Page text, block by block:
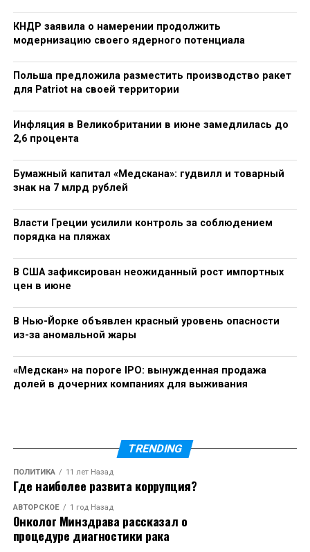
закон прямо предусматривает право обращаться в
КС, если нормативный акт нарушает
конституционные права. «Это уже будет спор не об
электронных средствах доставки никотина — это
будет спор о границах дозволенного в
регулировании легального рынка», — подчеркнул
эксперт.
маркировка, у нас паспортный контроль на входе.
За что нас закрывать?» — звучит в обращении
которого приведена «Комсомольской правдой». По
оценке издания, низовой запрос розничного
сегмента и системное предупреждение экспертов о
рисках лоскутного регулирования совпадают в
одной точке.
RELATED TOPICS: LIGN
Трамп заявил о переносе удара по Ирану на фоне
переговоров
КНДР заявила о намерении продолжить
модернизацию своего ядерного потенциала
Польша предложила разместить производство ракет
для Patriot на своей территории
Инфляция в Великобритании в июне замедлилась до
2,6 процента
Бумажный капитал «Медскана»: гудвилл и товарный
знак на 7 млрд рублей
Власти Греции усилили контроль за соблюдением
порядка на пляжах
В США зафиксирован неожиданный рост импортных
цен в июне
В Нью-Йорке объявлен красный уровень опасности
из-за аномальной жары
«Медскан» на пороге IPO: вынужденная продажа
долей в дочерних компаниях для выживания
TRENDING
ПОЛИТИКА 11 лет Назад
Где наиболее развита коррупция?
АВТОРСКОЕ 1 год Назад
Онколог Минздрава рассказал о
процедуре диагностики рака